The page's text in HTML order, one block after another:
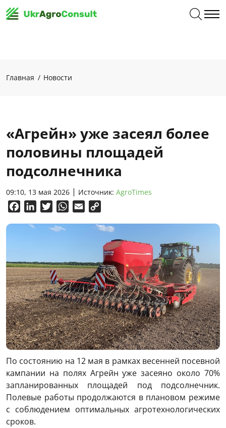
Главная Новости
«Агрейн» уже засеял более
половины площадей
подсолнечника
09:10, 13 мая 2026 Источник: AgroTimes
FacebookLinkedInTwitterWhatsApp
Email
По состоянию на 12 мая в рамках весенней посевной
кампании на полях Агрейн уже засеяно около 70%
запланированных площадей под подсолнечник.
Полевые работы продолжаются в плановом режиме
с соблюдением оптимальных агротехнологических
сроков.